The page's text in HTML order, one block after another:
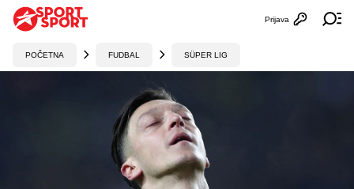
Otvori
Prijava
POČETNA FUDBAL SÜPER LIG